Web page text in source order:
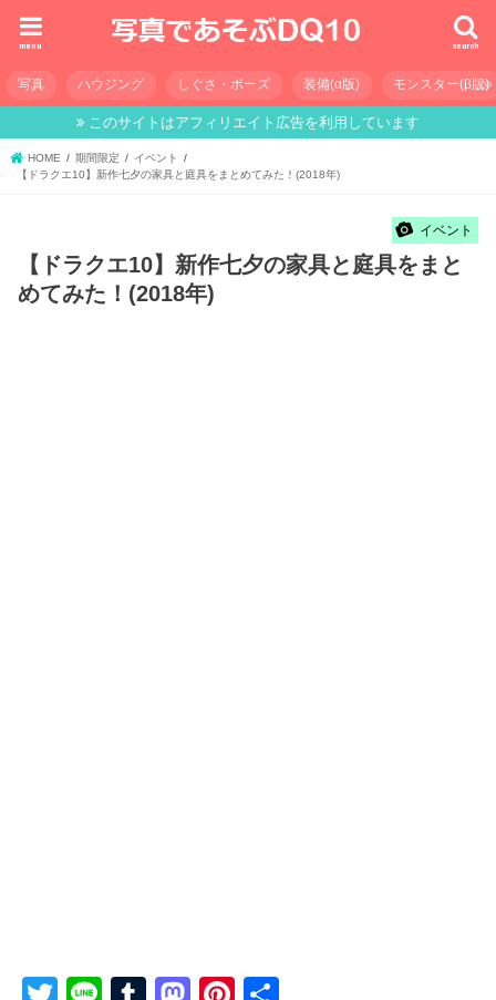
search
menu
写真 ハウジング しぐさ・ポーズ 装備(α版) モンスター(β版)
このサイトはアフィリエイト広告を利用しています
HOME 期間限定
イベント
【ドラクエ10】新作七夕の家具と庭具をまとめてみた！(2018年)
イベント
【ドラクエ10】新作七夕の家具と庭具をまと
めてみた！(2018年)